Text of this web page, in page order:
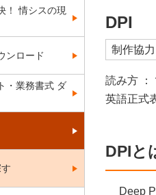
DPI
制作協
読み方 ：
英語正式
DPIと
Deep
！ 情シスの現
ンロード
・業務書式 ダ